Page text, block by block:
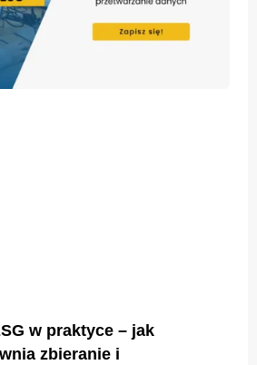
w praktyce – jak
zbieranie i